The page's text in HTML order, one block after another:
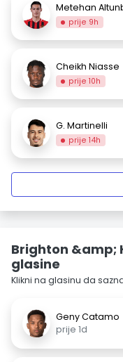
Metehan
prije 9h
Cheikh Niasse
prije 10h
G. Martinelli
prije 14h
Brighton &amp;
glasine
Klikni na glasinu da
Geny Catamo
prije 1d